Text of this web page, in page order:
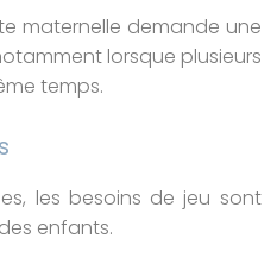
maternelle demande une
lorsque plusieurs
temps.
les besoins de jeu sont
enfants.